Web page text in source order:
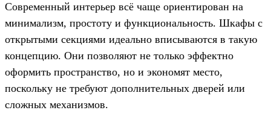
Современный интерьер всё чаще ориентирован на
минимализм, простоту и функциональность. Шкафы с
открытыми секциями идеально вписываются в такую
концепцию. Они позволяют не только эффектно
оформить пространство, но и экономят место,
поскольку не требуют дополнительных дверей или
сложных механизмов.